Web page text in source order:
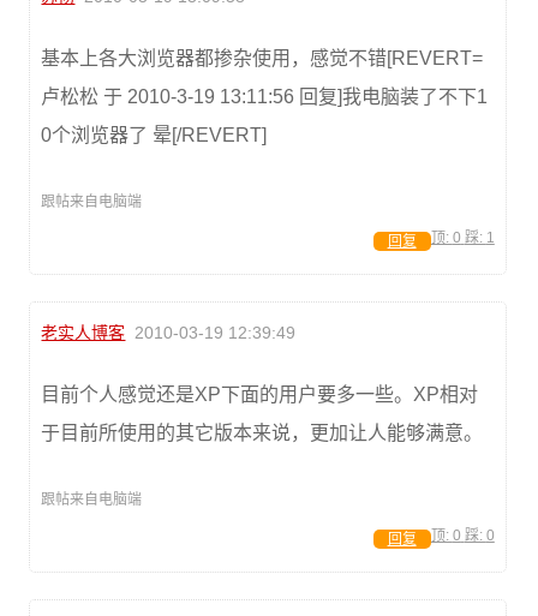
基本上各大浏览器都掺杂使用，感觉不错[REVERT=
卢松松 于 2010-3-19 13:11:56 回复]我电脑装了不下1
0个浏览器了 晕[/REVERT]
跟帖来自电脑端
顶: 0 踩: 1
回复
老实人博客 2010-03-19 12:39:49
目前个人感觉还是XP下面的用户要多一些。XP相对
于目前所使用的其它版本来说，更加让人能够满意。
跟帖来自电脑端
顶: 0 踩: 0
回复